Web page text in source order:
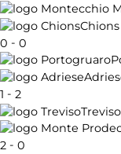
Chions
0 - 0
1 - 2
Treviso
2 - 0